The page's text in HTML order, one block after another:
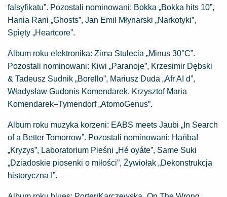
falsyfikatu”. Pozostali nominowani: Bokka „Bokka hits 10”,
Hania Rani „Ghosts”, Jan Emil Młynarski „Narkotyki”,
Spięty „Heartcore”.
Album roku elektronika: Zima Stulecia „Minus 30°C”.
Pozostali nominowani: Kiwi „Paranoje”, Krzesimir Dębski
& Tadeusz Sudnik „Borello”, Mariusz Duda „Afr AI d”,
Władysław Gudonis Komendarek, Krzysztof Maria
Komendarek–Tymendorf „AtomoGenus”.
Album roku muzyka korzeni: EABS meets Jaubi „In Search
of a Better Tomorrow”. Pozostali nominowani: Hańba!
„Kryzys”, Laboratorium Pieśni „Hé oyáte”, Same Suki
„Dziadoskie piosenki o miłości”, Żywiołak „Dekonstrukcja
historyczna I”.